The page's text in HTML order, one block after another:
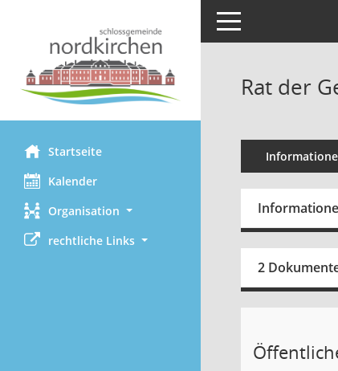
Startseite
Kalender
Organisation
rechtliche Links
Toggle navigation
Rat der
2